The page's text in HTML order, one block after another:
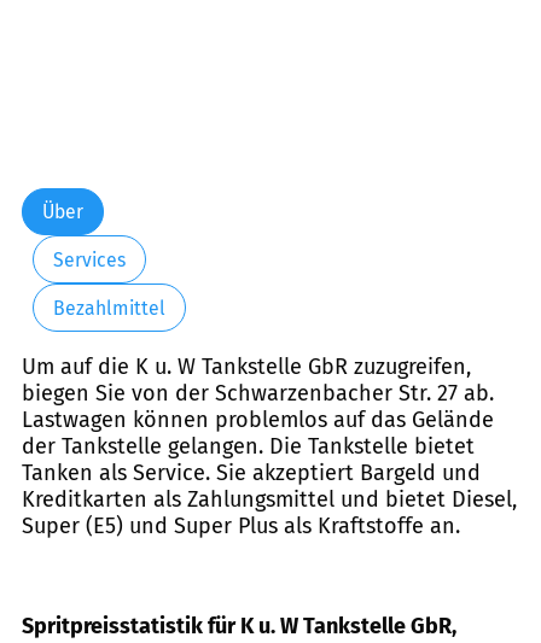
Über
Services
Bezahlmittel
Um auf die K u. W Tankstelle GbR zuzugreifen,
biegen Sie von der Schwarzenbacher Str. 27 ab.
Lastwagen können problemlos auf das Gelände
der Tankstelle gelangen. Die Tankstelle bietet
Tanken als Service. Sie akzeptiert Bargeld und
Kreditkarten als Zahlungsmittel und bietet Diesel,
Super (E5) und Super Plus als Kraftstoffe an.
Spritpreisstatistik für K u. W Tankstelle GbR,